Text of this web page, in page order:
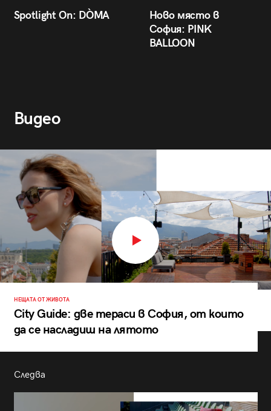
Spotlight On: DÒMA
Ново място в
София: PINK
BALLOON
Видео
НЕЩАТА ОТ ЖИВОТА
City Guide: две тераси в София, от които
да се насладиш на лятото
Следва